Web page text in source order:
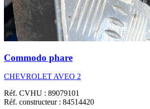
Commodo phare
CHEVROLET AVEO 2
Réf. CVHU : 89079101
Réf. constructeur : 84514420